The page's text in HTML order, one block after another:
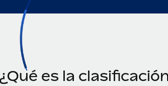
¿Qué es la